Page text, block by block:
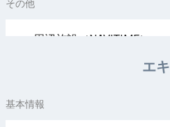
その他
周辺施設（NAVITIME）
エキ
基本情報